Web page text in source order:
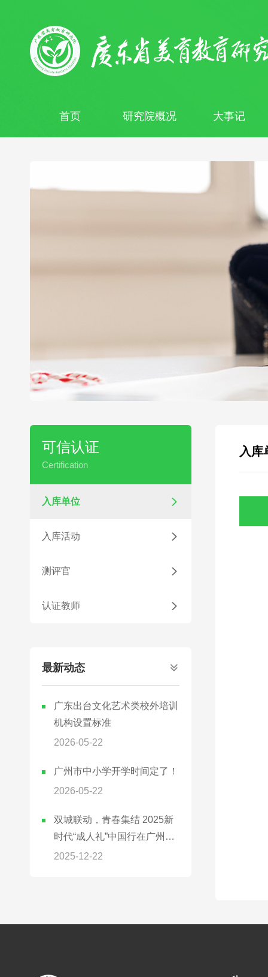
首页 研究院概况 大事记
可信认证
Certification
入库单位 
入库活动 
测评官 
认证教师 
最新动态 
广东出台文化艺术类校外培训
机构设置标准
2026-05-22
广州市中小学开学时间定了！
2026-05-22
双城联动，青春集结 2025新
时代“成人礼”中国行在广州、
深圳同步举行
2025-12-22
入库